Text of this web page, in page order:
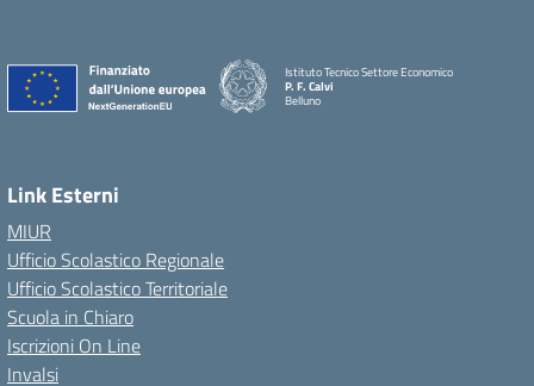
Istituto Tecnico Settore Economico
P. F. Calvi
Belluno
Link Esterni
MIUR
Ufficio Scolastico Regionale
Ufficio Scolastico Territoriale
Scuola in Chiaro
Iscrizioni On Line
Invalsi